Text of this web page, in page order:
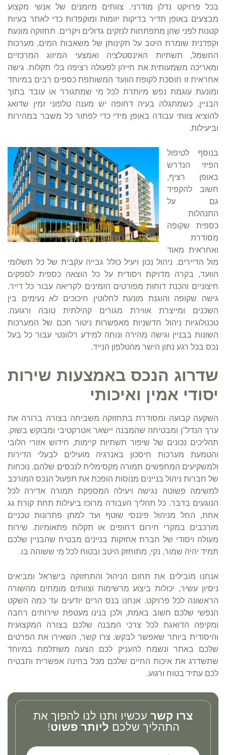
בכל פרויקט נדלן מודרני. צוותים מיומנים של אנשי מקצוע
מבצעים באופן תדיר בדיקות יזומות ומוקפדות כדי לאתר בעיות
קטנות לפני שהן מתפתחות לנזקים גדולים ויקרים. תחזוקה מונעת
וקפדנית שומרת היטב על תקינותן של משאבות המים, מערכות
החשמל, תשתיות האינסטלציה ואמצעי המיזוג המרכזיים
ומאריכה משמעותית את חייהן לפעולה רציפה בלי תקלות. גישה
אחראית זו חוסכת לקופת הוועד המשותפת כספים רבים במיוחד
ומונעת עוגמת נפש מיותרת לכל מי שמתגורר או עובד בתוך
הבניין. כשמתגלה בעיה דחופה יש מענה טלפוני זמין שדואג
להוציא צוותי עבודה באופן מידי כדי לפתור כל משבר במהירות
וביעילות.
בנוסף לטיפול
הפיזי הנדרש
באופן רציף,
חשוב להקפיד
גם על
התנהלות
כספית שקופה
מסודרת
ואחראית מאוד
מול הדיירים. ניהול נכון ויעיל כולל גבייה עקבית של כל תשלומי
הוועד, בקרה מדויקת ויסודית על כל הוצאה כספית לספקים
חיצוניים והכנת דוחות מפורטים הזמינים לקריאה עבור כל דייר.
גישה שקופה והוגנת מונעת לחלוטין חיכוכים לא נעימים בין
השכנים ומייצרת אווירת מגורים קהילתית טובה ורגועה.
טכנולוגיות ניהול חדשניות מאפשרות ניטור חכם של המערכות
השונות בבניין וגישה מהירה ונוחה למידע רלוונטי עבור כל בעל
נכס בכל רגע נתון הישר מהטלפון הנייד.
שדרוג הנכס באמצעות שירות
יסודי אמין ואיכותי
השקעה קבועה ומסודרת בתחזוקה משביחה בצורה ברורה את
ערך הנדל"ן ומבטיחה שהמבנה יישאר אטרקטיבי ומבוקש בשוק.
תהליכים נכונים של שיפור תשתיות קיימות, חידוש אזורי הלובי
והטמעת מערכות חיסכון באנרגיה מועילים לבעלי הדירות
ולמשקיעים המחפשים תמורה מקסימלית לנכסים שלהם. נוכחות
של חברות ניהול בניינים מנוסות הופכת את תפעול הנכס המורכב
למשימה פשוטה נגישה ויעילה המספקת תמורה אדירה לכל
הנוגעים בדבר. כל תהליך העבודה מרוכז ביעילות תחת קורת גג
אחת, החל מניהול פיננסי שוטף ועד למתן פתרונות טכניים
מורכבים במקרי חירום דחופים או תקלות פתאומיות. שירות
מעולה ויסודי של חברת אחזקות בניינים מבטיח שהבניין שלכם
תמיד יהיה שמור, נקי, מתוחזק היטב ובטוח לכל מי ששוהה בו.
אנחנו מובילים את תחום הניהול והתחזוקה בישראל ומביאים
ניסיון עשיר, יכולות ביצוע מרשימות וצוותים מומחים מהשורה
הראשונה לכל פרויקט. אנחנו בנס הרים יודעים עד כמה השקט
הנפשי שלכם חשוב באמת, ולכן בנינו מעטפת שירותים רחבה
ומקיפה הדואגת לכל צרכי המבנה שלכם בצורה המקצועית
והיסודית ביותר שאפשר לבקש. צרו קשר, השאירו את הפרטים
שלכם באתר ונשמח להעניק לכם הצעה משתלמת במיוחד
שתשדרג את איכות החיים שלכם מכל בחינה אפשרית ותבטיח
לכם עתיד בטוח ורגוע.
צרו קשר עכשיו ותנו לנו להפוך את
התהליך שלכם ליותר פשוט!